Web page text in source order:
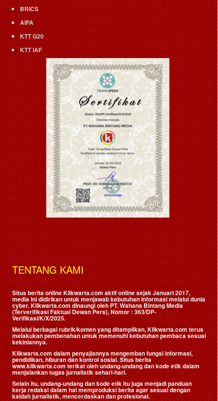
BRICS
AIPA
KTT G20
KTT IAF
TENTANG KAMI
Situs berita online Klikwarta.com aktif online sejak Januari 2017,
media ini didirikan untuk menjawab kebutuhan informasi melalui dunia
cyber. Klikwarta.com dinaungi oleh PT. Wahana Bintang Media
(Terverifikasi Faktual Dewan Pers), Nomor : 363/DP-
Verifikasi/K/X/2025.
Melalui berbagai rubrik/konten yang ditampilkan, Klikwarta.com terus
melakukan pembenahan untuk memenuhi kebutuhan pembaca sesuai
kekiniannya.
Klikwarta.com dalam penyajiannya mengemban fungsi informasi,
pendidikan, hiburan dan kontrol sosial. Situs berita
www.klikwarta.com terikat oleh undang-undang dan kode etik dalam
menjalankan tugas jurnalistik sehari-hari.
Selain itu, undang-undang dan kode etik itu juga menjadi panduan
kerja redaksi dalam hal memproduksi berita agar sesuai dengan
kaidah jurnalistik, mencerdaskan dan profesional.